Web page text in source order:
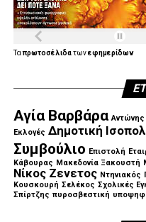
Ταπρωτοσέλιδατωνεφημερίδων
Αγία Βαρβάρα
Εκλογές Δημοτική
Συμβούλιο Επιστολή
Κάβουρας Μακεδονία Ξακουστή
Νίκος Ζενετος Ντηνιακός
Κουσκουρή Σελέκος Σχολικές
Σπίρτζης πυροσβεστική